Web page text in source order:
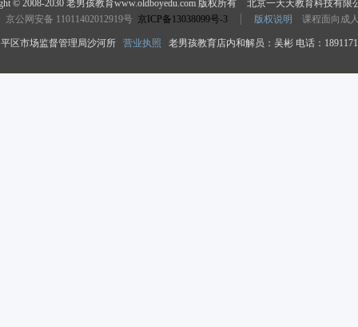
© 2008-2030 老男孩教育www.oldboyedu.com 版权所有
北京一天天教育科技有限
京公网安备 11011402012919号 京ICP备13038099号-3 版权说明 课程面向成
区市场监督管理局沙河所 营业执照 老男孩教育店内和解员：吴彬 电话：